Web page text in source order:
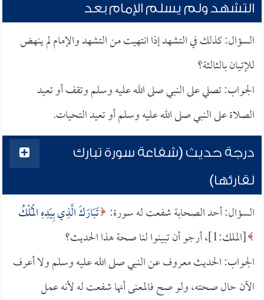
التشهد ولم يسلم الإمام بعد
السؤال: كذلك في التشهد إذا انتهيت من التشهد والإمام لم ينهض
للإتيان بالثالثة؟
الجواب: تصلي على النبي صلى الله عليه وسلم وتقف أو تعيد
الصلاة على النبي صلى الله عليه وسلم أو تعيد التحيات.
درجة حديث (شفاعة سورة تبارك
لقارئها)
السؤال: أحد الصحابة شفعت له سورة: تَبَارَكَ الَّذِي بِيَدِهِ الْمُلْكُ
[الملك:1]، أرجو أن تبينوا لنا صحة هذا الحديث؟
الجواب: الحديث معروف عن النبي صلى الله عليه وسلم ولا أعرف
الآن حال صحته، ولو صح فالمعنى أنها شفعت له لأنه عمل